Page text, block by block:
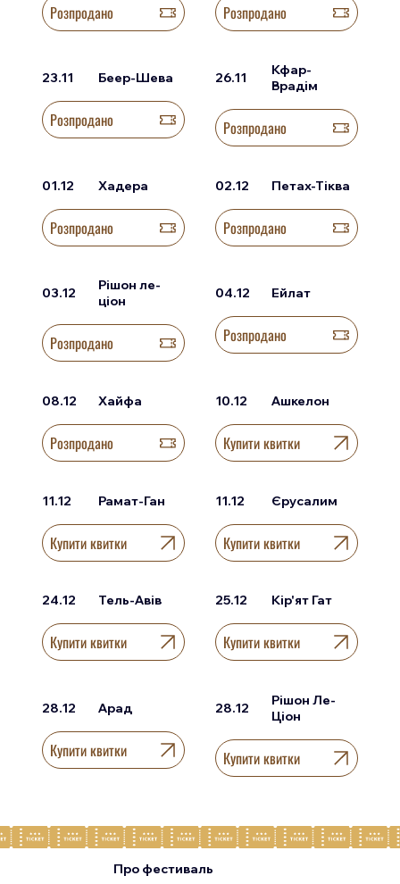
Розпродано Розпродано
23.11 Беер-Шева
Розпродано
26.11
Кфар-
Врадім
Розпродано
01.12 Хадера
Розпродано
02.12 Петах-Тіква
Розпродано
03.12
Рішон ле-
ціон
Розпродано
04.12 Ейлат
Розпродано
08.12 Хайфа
Розпродано
10.12 Ашкелон
Купити квитки
11.12 Рамат-Ган
Купити квитки
11.12 Єрусалим
Купити квитки
24.12 Тель-Авів
Купити квитки
25.12 Кір'ят Гат
Купити квитки
28.12 Арад
Купити квитки
28.12
Рішон Ле-
Ціон
Купити квитки
Про фестиваль